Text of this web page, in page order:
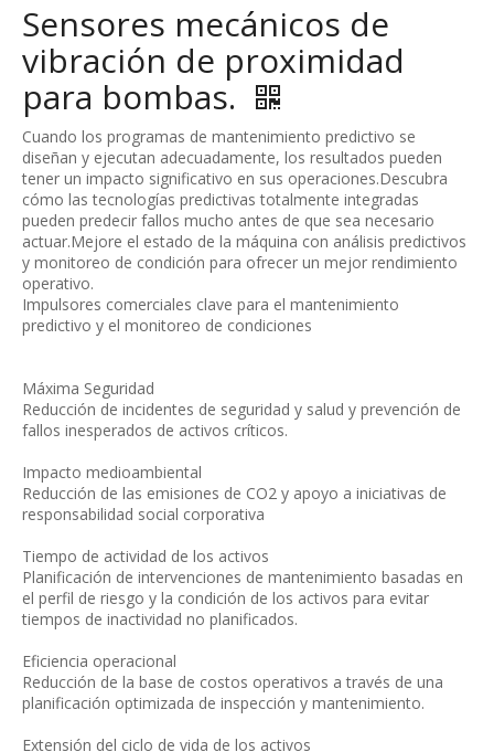
Sensores mecánicos de
vibración de proximidad
para bombas.
Cuando los programas de mantenimiento predictivo se
diseñan y ejecutan adecuadamente, los resultados pueden
tener un impacto significativo en sus operaciones.Descubra
cómo las tecnologías predictivas totalmente integradas
pueden predecir fallos mucho antes de que sea necesario
actuar.Mejore el estado de la máquina con análisis predictivos
y monitoreo de condición para ofrecer un mejor rendimiento
operativo.
Impulsores comerciales clave para el mantenimiento
predictivo y el monitoreo de condiciones
Máxima Seguridad
Reducción de incidentes de seguridad y salud y prevención de
fallos inesperados de activos críticos.
Impacto medioambiental
Reducción de las emisiones de CO2 y apoyo a iniciativas de
responsabilidad social corporativa
Tiempo de actividad de los activos
Planificación de intervenciones de mantenimiento basadas en
el perfil de riesgo y la condición de los activos para evitar
tiempos de inactividad no planificados.
Eficiencia operacional
Reducción de la base de costos operativos a través de una
planificación optimizada de inspección y mantenimiento.
Extensión del ciclo de vida de los activos